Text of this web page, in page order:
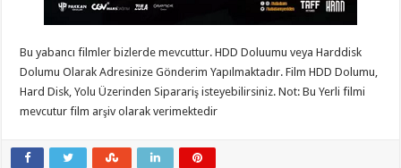
Bu yabancı filmler bizlerde mevcuttur. HDD Doluumu veya Harddisk
Dolumu Olarak Adresinize Gönderim Yapılmaktadır. Film HDD Dolumu,
Hard Disk, Yolu Üzerinden Siparariş isteyebilirsiniz. Not: Bu Yerli filmi
mevcutur film arşiv olarak verimektedir